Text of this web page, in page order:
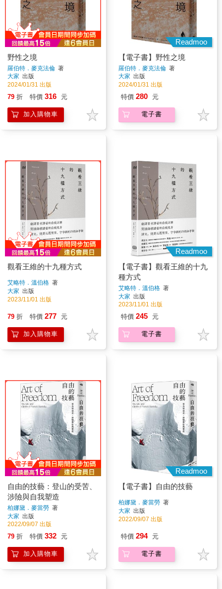
野性之境
羅伯特．麥克法倫 著
大家 出版
2024/01/31 出版
79 折 特價 316 元
加入購物車
Readmoo
【電子書】野性之境
羅伯特．麥克法倫 著
大家 出版
2024/01/31 出版
特價 280 元
電子書
觀看王維的十九種方式
艾略特．溫伯格 著
大家 出版
2023/11/01 出版
79 折 特價 277 元
加入購物車
Readmoo
【電子書】觀看王維的十九
種方式
艾略特．溫伯格 著
大家 出版
2023/11/01 出版
特價 245 元
電子書
自由的技藝：登山的受苦、
涉險與自我塑造
柏娜黛．麥當勞 著
大家 出版
2022/09/07 出版
79 折 特價 332 元
加入購物車
Readmoo
【電子書】自由的技藝
柏娜黛．麥當勞 著
大家 出版
2022/09/07 出版
特價 294 元
電子書